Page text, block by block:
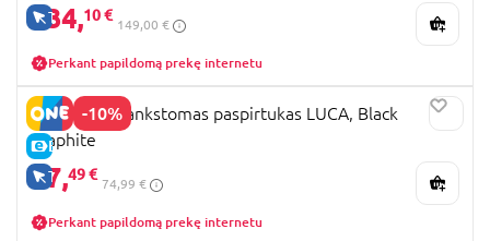
TIK INTERNETU
134,10 €
149,00 €
Perkant papildomą prekę internetu
-10%
E-KAINA
TIK INTERNETU
LIONELO sulankstomas paspirtukas LUCA, Black
graphite
67,49 €
74,99 €
Perkant papildomą prekę internetu